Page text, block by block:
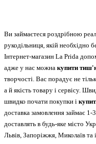
Ви займаєтеся роздрібною
рукодільниця, якій необхідно
Інтернет-магазин La Prida
адже у нас можна купити
творчості. Вас порадує не
а й якість товару і сервісу.
швидко почати покупки і
доставка замовлення займає
доставлять в будь-яке місто
Львів, Запоріжжя, Миколаїв та